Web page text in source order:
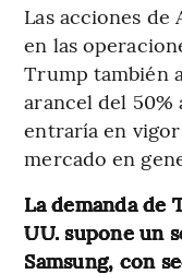
Las acciones de
en las
Trump también
arancel del 50%
entraría en
mercado en
La demanda de
UU. supone un
Samsung, con